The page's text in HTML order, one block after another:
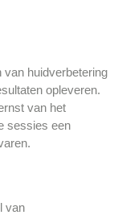
huidverbetering
opleveren.
van het
sessies een
van